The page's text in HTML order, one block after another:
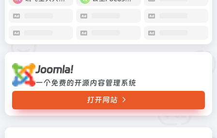
Joomla!
一个免费的开源内容管理系统
打开网站